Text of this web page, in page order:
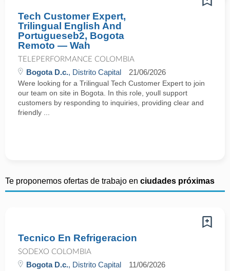
Tech Customer Expert,
Trilingual English And
Portugueseb2, Bogota
Remoto — Wah
TELEPERFORMANCE COLOMBIA
Bogota D.c., Distrito Capital 21/06/2026
Were looking for a Trilingual Tech Customer Expert to join
our team on site in Bogota. In this role, youll support
customers by responding to inquiries, providing clear and
friendly ...
Te proponemos ofertas de trabajo en ciudades próximas
Tecnico En Refrigeracion
SODEXO COLOMBIA
Bogota D.c., Distrito Capital 11/06/2026